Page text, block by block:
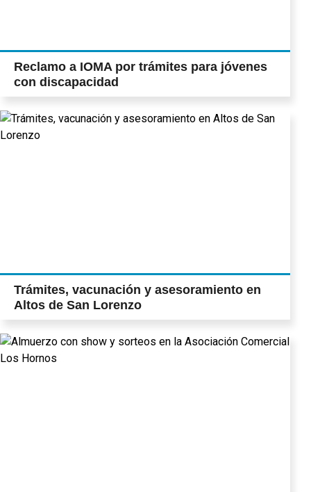
Reclamo a IOMA por trámites para jóvenes
con discapacidad
Trámites, vacunación y asesoramiento en
Altos de San Lorenzo